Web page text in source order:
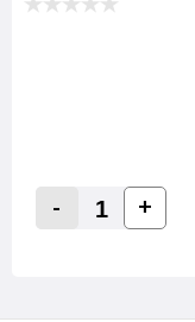
Decrease
- +